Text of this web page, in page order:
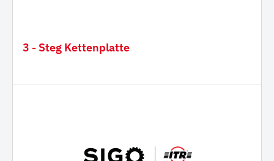
3 - Steg Kettenplatte